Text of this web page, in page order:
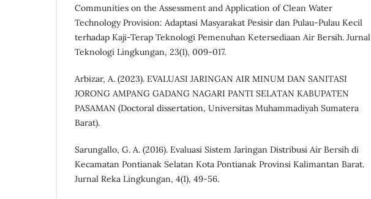
Communities on the Assessment and Application of Clean Water
Technology Provision: Adaptasi Masyarakat Pesisir dan Pulau-Pulau Kecil
terhadap Kaji-Terap Teknologi Pemenuhan Ketersediaan Air Bersih. Jurnal
Teknologi Lingkungan, 23(1), 009-017.
Arbizar, A. (2023). EVALUASI JARINGAN AIR MINUM DAN SANITASI
JORONG AMPANG GADANG NAGARI PANTI SELATAN KABUPATEN
PASAMAN (Doctoral dissertation, Universitas Muhammadiyah Sumatera
Barat).
Sarungallo, G. A. (2016). Evaluasi Sistem Jaringan Distribusi Air Bersih di
Kecamatan Pontianak Selatan Kota Pontianak Provinsi Kalimantan Barat.
Jurnal Reka Lingkungan, 4(1), 49-56.